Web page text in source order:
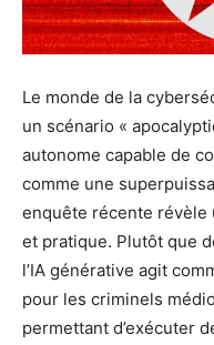
Le monde de la
un scénario «
autonome capable de
comme une
enquête récente révèle
et pratique. Plutôt que
l’IA générative agit
pour les criminels
permettant d’exécuter